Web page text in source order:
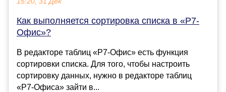
Как выполняется сортировка списка в «Р7-
Офис»?￼
В редакторе таблиц «Р7-Офис» есть функция
сортировки списка. Для того, чтобы настроить
сортировку данных, нужно в редакторе таблиц
«Р7-Офиса» зайти в...